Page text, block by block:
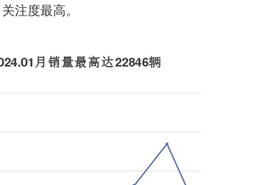
注度最高。